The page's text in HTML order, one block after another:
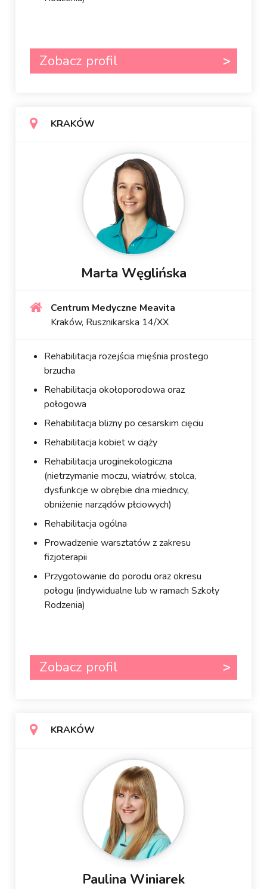
Zobacz profil
KRAKÓW
Marta Węglińska
Centrum Medyczne Meavita
Kraków, Rusznikarska 14/XX
Rehabilitacja rozejścia mięśnia prostego
brzucha
Rehabilitacja okołoporodowa oraz
połogowa
Rehabilitacja blizny po cesarskim cięciu
Rehabilitacja kobiet w ciąży
Rehabilitacja uroginekologiczna
(nietrzymanie moczu, wiatrów, stolca,
dysfunkcje w obrębie dna miednicy,
obniżenie narządów płciowych)
Rehabilitacja ogólna
Prowadzenie warsztatów z zakresu
fizjoterapii
Przygotowanie do porodu oraz okresu
połogu (indywidualne lub w ramach Szkoły
Rodzenia)
Zobacz profil
KRAKÓW
Paulina Winiarek